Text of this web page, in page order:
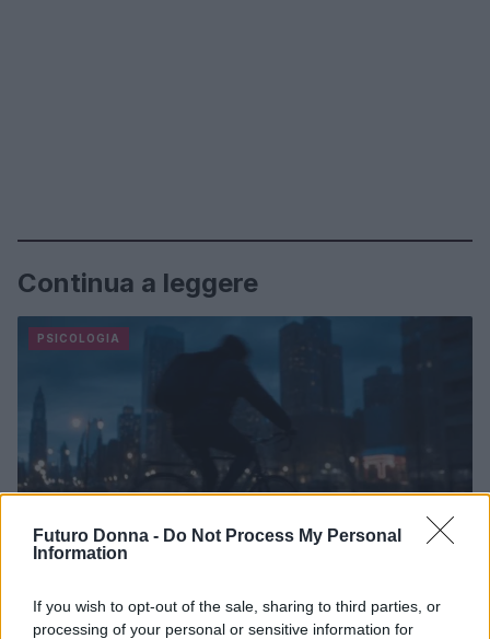
Futuro Donna - Do Not Process My Personal
Information
If you wish to opt-out of the sale, sharing to third parties, or
processing of your personal or sensitive information for
Continua a leggere
PSICOLOGIA